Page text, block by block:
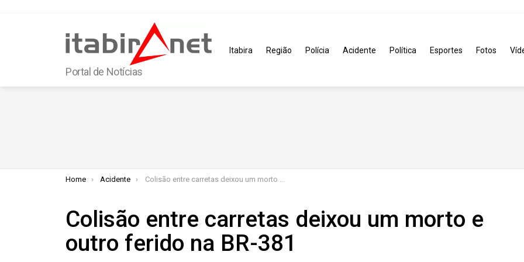
Portal de Notícias
Itabira Região Polícia Acidente Política Esportes Fotos
You are here:
Home Acidente Colisão entre carretas deixou um morto e outro ferido na BR-381
Colisão entre carretas deixou um morto e
outro ferido na BR-381